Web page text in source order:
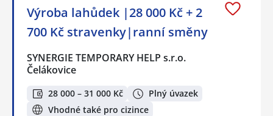
Výroba lahůdek |28 000 Kč + 2
700 Kč stravenky|ranní směny
SYNERGIE TEMPORARY HELP s.r.o.
Čelákovice
28 000 – 31 000 Kč
Plný úvazek
Vhodné také pro cizince